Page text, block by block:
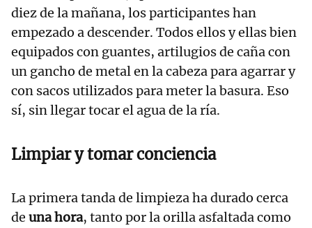
diez de la mañana, los participantes han
empezado a descender. Todos ellos y ellas bien
equipados con guantes, artilugios de caña con
un gancho de metal en la cabeza para agarrar y
con sacos utilizados para meter la basura. Eso
sí, sin llegar tocar el agua de la ría.
Limpiar y tomar conciencia
La primera tanda de limpieza ha durado cerca
de una hora, tanto por la orilla asfaltada como